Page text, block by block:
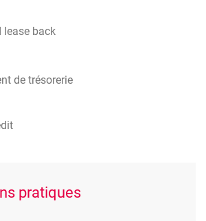
lease back
de trésorerie
pratiques